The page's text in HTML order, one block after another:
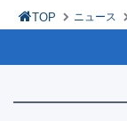
TOP ニュース